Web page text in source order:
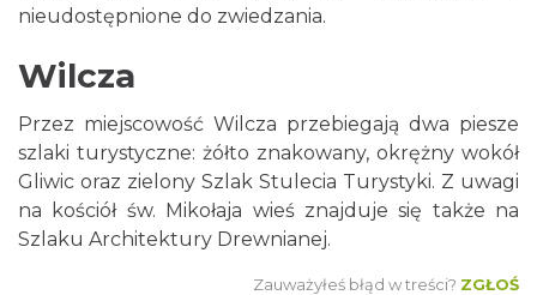
nieudostępnione do zwiedzania.
Wilcza
Przez miejscowość Wilcza przebiegają dwa piesze
szlaki turystyczne: żółto znakowany, okrężny wokół
Gliwic oraz zielony Szlak Stulecia Turystyki. Z uwagi
na kościół św. Mikołaja wieś znajduje się także na
Szlaku Architektury Drewnianej.
Zauważyłeś błąd w treści? ZGŁOŚ